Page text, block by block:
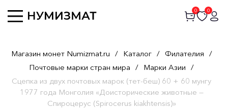
0 0
Магазин монет Numizmat.ru / Каталог / Филателия /
Почтовые марки стран мира / Марки Азии /
Сцепка из двух почтовых марок (тет-беш) 60 + 60 мунгу
1977 года Монголия «Доисторические животные —
Спироцерус (Spirocerus kiakhtensis)»